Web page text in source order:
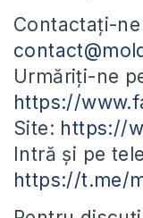
Contactați-
Urmăriți-ne
https://
Site: https://
Intră și pe
https://t.me/